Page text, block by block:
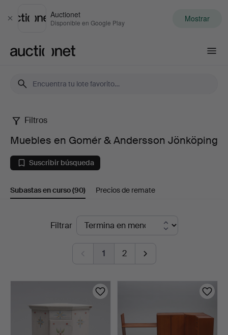
Cerrar
Auctionet
Disponible en Google Play Mostrar
Muebles
en
Gomér
&
Andersson
Jönköping
Filtros
Muebles en Gomér & Andersson Jönköping
Suscribir búsqueda
Subastas en curso(90) Precios de remate
SubastasFiltrar
1 2